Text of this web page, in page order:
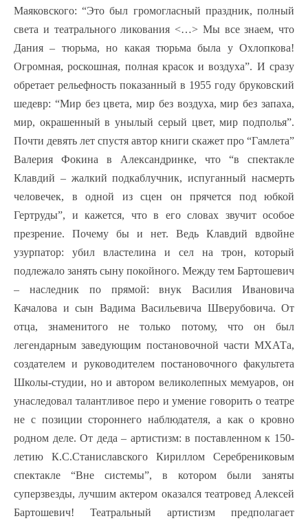
Маяковского: “Это был громогласный праздник, полный
света и театрального ликования <…> Мы все знаем, что
Дания – тюрьма, но какая тюрьма была у Охлопкова!
Огромная, роскошная, полная красок и воздуха”. И сразу
обретает рельефность показанный в 1955 году бруковский
шедевр: “Мир без цвета, мир без воздуха, мир без запаха,
мир, окрашенный в унылый серый цвет, мир подполья”.
Почти девять лет спустя автор книги скажет про “Гамлета”
Валерия Фокина в Александринке, что “в спектакле
Клавдий – жалкий подкаблучник, испуганный насмерть
человечек, в одной из сцен он прячется под юбкой
Гертруды”, и кажется, что в его словах звучит особое
презрение. Почему бы и нет. Ведь Клавдий вдвойне
узурпатор: убил властелина и сел на трон, который
подлежало занять сыну покойного. Между тем Бартошевич
– наследник по прямой: внук Василия Ивановича
Качалова и сын Вадима Васильевича Шверубовича. От
отца, знаменитого не только потому, что он был
легендарным заведующим постановочной части МХАТа,
создателем и руководителем постановочного факультета
Школы-студии, но и автором великолепных мемуаров, он
унаследовал талантливое перо и умение говорить о театре
не с позиции стороннего наблюдателя, а как о кровно
родном деле. От деда – артистизм: в поставленном к 150-
летию К.С.Станиславского Кириллом Серебрениковым
спектакле “Вне системы”, в котором были заняты
суперзвезды, лучшим актером оказался театровед Алексей
Бартошевич! Театральный артистизм предполагает